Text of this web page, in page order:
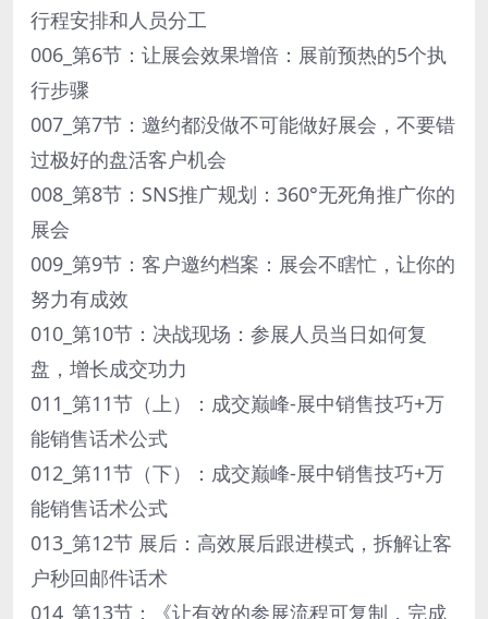
行程安排和人员分工
006_第6节：让展会效果增倍：展前预热的5个执
行步骤
007_第7节：邀约都没做不可能做好展会，不要错
过极好的盘活客户机会
008_第8节：SNS推广规划：360°无死角推广你的
展会
009_第9节：客户邀约档案：展会不瞎忙，让你的
努力有成效
010_第10节：决战现场：参展人员当日如何复
盘，增长成交功力
011_第11节（上）：成交巅峰-展中销售技巧+万
能销售话术公式
012_第11节（下）：成交巅峰-展中销售技巧+万
能销售话术公式
013_第12节 展后：高效展后跟进模式，拆解让客
户秒回邮件话术
014_第13节：《让有效的参展流程可复制，完成_